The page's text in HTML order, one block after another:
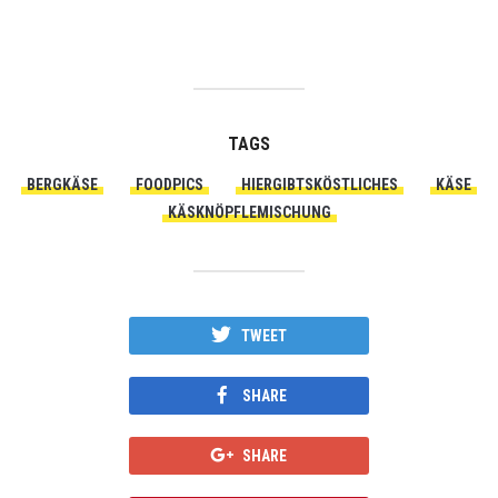
TAGS
BERGKÄSE FOODPICS HIERGIBTSKÖSTLICHES
KÄSE
KÄSKNÖPFLEMISCHUNG
TWEET
SHARE
SHARE